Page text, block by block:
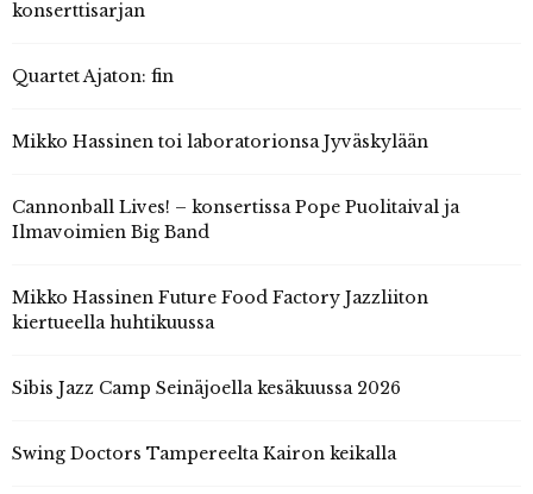
konserttisarjan
Quartet Ajaton: fin
Mikko Hassinen toi laboratorionsa Jyväskylään
Cannonball Lives! – konsertissa Pope Puolitaival ja
Ilmavoimien Big Band
Mikko Hassinen Future Food Factory Jazzliiton
kiertueella huhtikuussa
Sibis Jazz Camp Seinäjoella kesäkuussa 2026
Swing Doctors Tampereelta Kairon keikalla